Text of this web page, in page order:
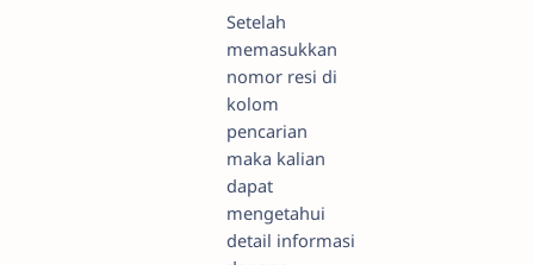
Setelah
memasukkan
nomor resi di
kolom
pencarian
maka kalian
dapat
mengetahui
detail informasi